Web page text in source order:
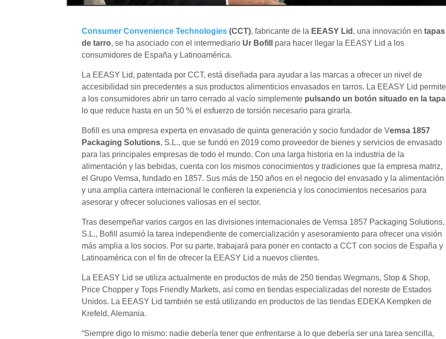
Consumer Convenience Technologies (CCT), fabricante de la EEASY Lid , una innovación entapas
de tarro, se ha asociado con el intermediario Ur Bofill
para hacer llegar la EEASY Lid a los
consumidores de España y Latinoamérica.
La EEASY Lid, patentada por CCT, está diseñada para ayudar a las marcas a ofrecer un nivel de
accesibilidad sin precedentes a sus productos alimenticios envasados en tarros. La EEASY Lid permite
a los consumidores abrir un tarro cerrado al vacío simplemente pulsando un botón situado en la tapa
lo que reduce hasta en un 50 % el esfuerzo de torsión necesario para girarla.
Bofill es una empresa experta en envasado de quinta generación y socio fundador de Vemsa 1857
Packaging Solutions, S.L., que se fundó en 2019 como proveedor de bienes y servicios de envasado
para las principales empresas de todo el mundo. Con una larga historia en la industria de la
alimentación y las bebidas, cuenta con los mismos conocimientos y tradiciones que la empresa matriz,
el Grupo Vemsa, fundado en 1857. Sus más de 150 años en el negocio del envasado y la alimentación
y una amplia cartera internacional le confieren la experiencia y los conocimientos necesarios para
asesorar y ofrecer soluciones valiosas en el sector.
Tras desempeñar varios cargos en las divisiones internacionales de Vemsa 1857 Packaging Solutions,
S.L., Bofill asumió la tarea independiente de comercialización y asesoramiento para ofrecer una visión
más amplia a los socios. Por su parte, trabajará para poner en contacto a CCT con socios de España y
Latinoamérica con el fin de ofrecer la EEASY Lid a nuevos clientes.
La EEASY Lid se utiliza actualmente en productos de más de 250 tiendas Wegmans, Stop & Shop,
Price Chopper y Tops Friendly Markets, así como en tiendas especializadas del noreste de Estados
Unidos. La EEASY Lid también se está utilizando en productos de las tiendas EDEKA Kempken de
Krefeld, Alemania.
“Siempre digo lo mismo: nadie debería tener que enfrentarse a lo que debería ser una tarea sencilla,